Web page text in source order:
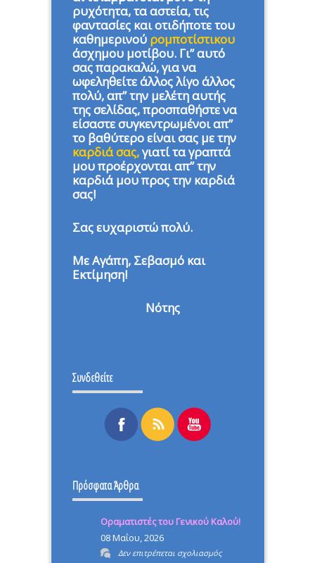
ρυχότητα, τα αστεία, τις
φαντασίες και οτιδήποτε του
καθημερινού ρομποτίστικου
άσχημου μοτίβου. Γι” αυτό
σας παρακαλώ, για να
ωφεληθείτε άλλος λίγο άλλος
πολύ, απ” την μελέτη αυτής
της σελίδας, προσπαθήστε να
είσαστε συγκεντρωμένοι απ”
το βαθύτερο είναι σας με την
καρδιά σας,γιατί τα γραπτά
μου προέρχονται απ” την
καρδιά μου προς την καρδιά
σας!
Σας ευχαριστώ πολύ.
Με Αγάπη, Σεβασμό και
Εκτίμηση!
Νότης
Συνδεθείτε
Πρόσφατα Άρθρα
Οραματιστές του Γενικού Καλού!
08 Μαΐου, 2026
Δεν επιτρέπεται σχολιασμόςστο